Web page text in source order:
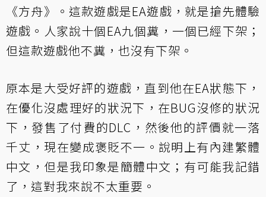
《方舟》。這款遊戲是EA遊戲，就是搶先體驗
遊戲。人家說十個EA九個糞，一個已經下架；
但這款遊戲他不糞，也沒有下架。
原本是大受好評的遊戲，直到他在EA狀態下，
在優化沒處理好的狀況下，在BUG沒修的狀況
下，發售了付費的DLC，然後他的評價就一落
千丈，現在變成褒貶不一。說明上有內建繁體
中文，但是我印象是簡體中文；有可能我記錯
了，這對我來說不太重要。